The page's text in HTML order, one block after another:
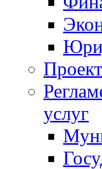
услуг